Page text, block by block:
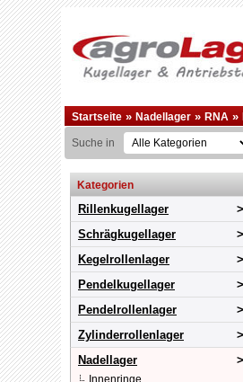
Startseite » Nadellager » RNA »
Suche in
Kategorien
Rillenkugellager
Schrägkugellager
Kegelrollenlager
Pendelkugellager
Pendelrollenlager
Zylinderrollenlager
Nadellager
Innenringe